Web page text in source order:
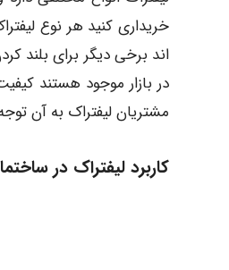
خریداری کنید هر نوع
اند برخی دیگر برای بلند
در بازار موجود هستند
مشتریان لیفتراک به آن
کاربرد لیفتراک در